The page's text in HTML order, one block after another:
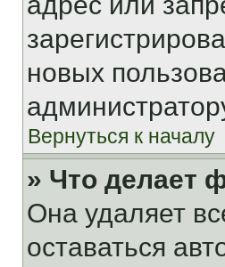
новых
Вернуться к началу
» Что делает
Она удаляет
оставаться